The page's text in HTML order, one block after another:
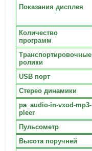
Показания дисплея
Количество
программ
Транспортировочные
ролики
USB порт
Стерео динамики
pa_audio-in-vxod-mp3-
pleer
Пульсометр
Высота поручней